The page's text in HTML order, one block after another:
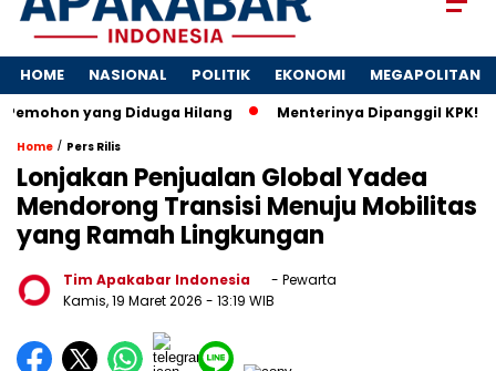
HOME NASIONAL POLITIK EKONOMI MEGAPOLITAN
yang Diduga Hilang Menterinya Dipanggil KPK! Surat
Home / Pers Rilis
Lonjakan Penjualan Global Yadea
Mendorong Transisi Menuju Mobilitas
yang Ramah Lingkungan
Tim Apakabar Indonesia
- Pewarta
Kamis, 19 Maret 2026 - 13:19 WIB